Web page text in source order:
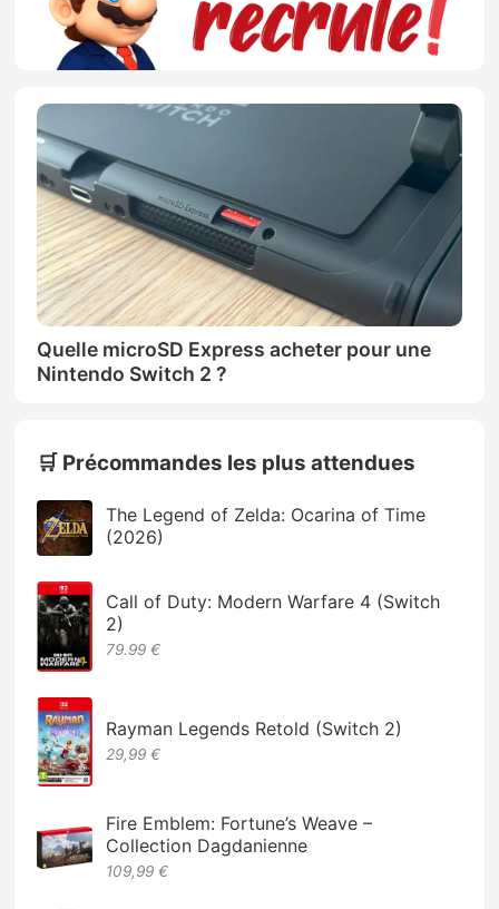
Quelle microSD Express acheter pour une
Nintendo Switch 2 ?
🛒 Précommandes les plus attendues
The Legend of Zelda: Ocarina of Time
(2026)
Call of Duty: Modern Warfare 4 (Switch
2)
79.99 €
Rayman Legends Retold (Switch 2)
29,99 €
Fire Emblem: Fortune’s Weave –
Collection Dagdanienne
109,99 €